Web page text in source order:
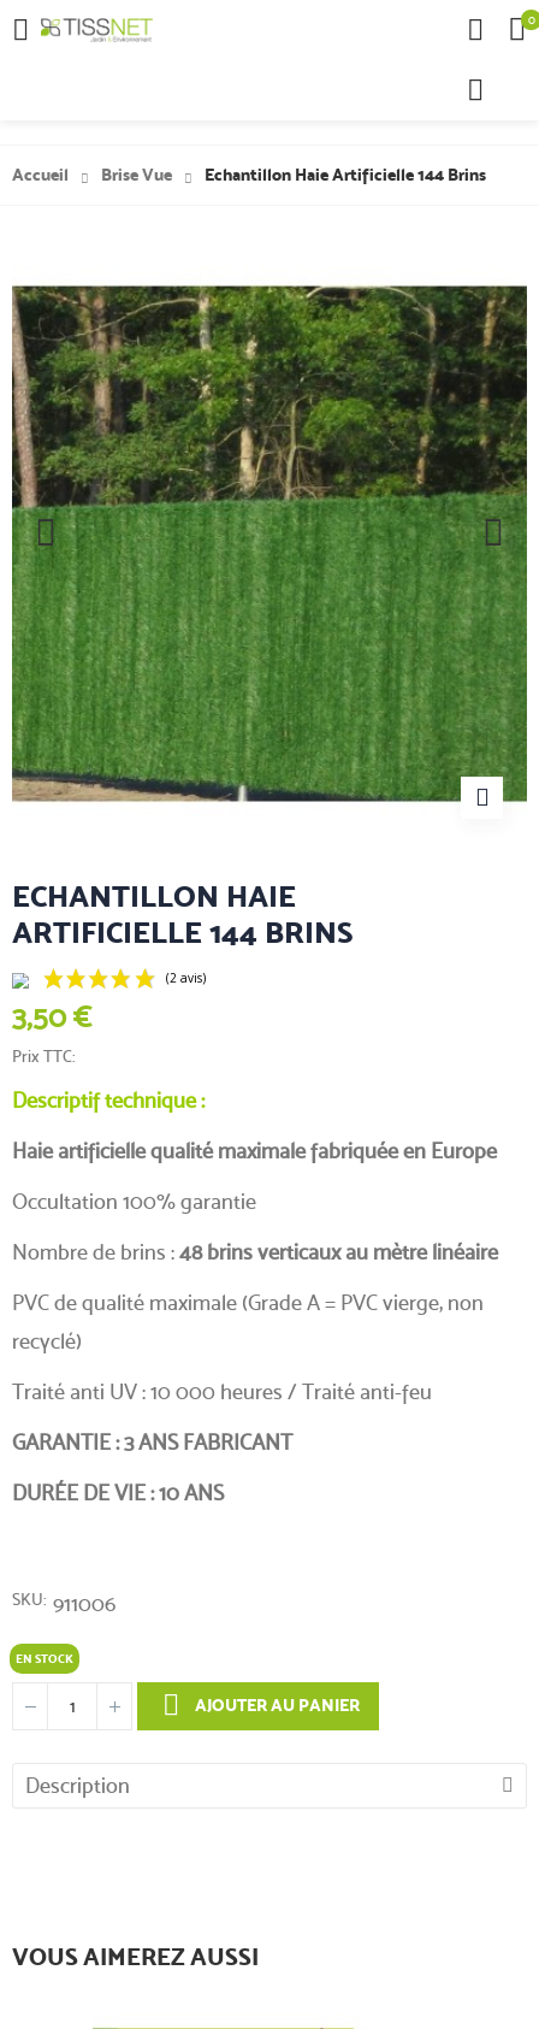
 0
Accueil Brise Vue Echantillon Haie Artificielle 144 Brins
ECHANTILLON HAIE
ARTIFICIELLE 144 BRINS
(2 avis)
3,50 €
Prix TTC
Descriptif technique :
Haie artificielle qualité maximale fabriquée en Europe
Occultation 100% garantie
Nombre de brins :48 brins verticaux au mètre linéaire
PVC de qualité maximale (Grade A = PVC vierge, non
recyclé)
Traité anti UV : 10 000 heures / Traité anti-feu
GARANTIE : 3 ANS FABRICANT
DURÉE DE VIE : 10 ANS
SKU 911006
EN STOCK
AJOUTER AU PANIER
Description
VOUS AIMEREZ AUSSI